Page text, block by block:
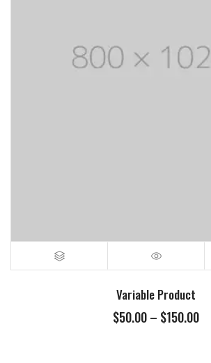
Variable Product
$50.00– $150.00